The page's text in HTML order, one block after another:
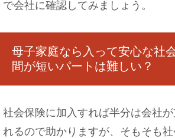
電車でイケメンが隣に！冷
でいっぱい
で会社に確認してみましょう。
母子家庭なら入って安心な社
間が短いパートは難しい？
社会保険に加入すれば半分は会社
れるので助かりますが、そもそも